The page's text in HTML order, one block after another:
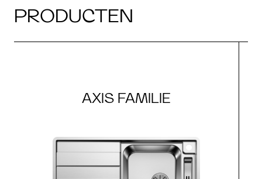
PRODUCTEN
AXIS FAMILIE